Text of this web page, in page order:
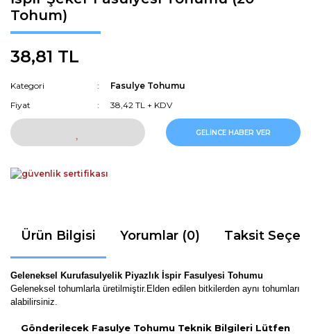
Tohum)
38,81 TL
Kategori
Fasulye Tohumu
Fiyat
38,42 TL + KDV
GELİNCE HABER VER
Ürün Bilgisi Yorumlar (0) Taksit
Geleneksel Kurufasulyelik Piyazlık İspir Fasulyesi Tohumu
Geleneksel tohumlarla üretilmiştir.Elden edilen bitkilerden aynı tohumları
alabilirsiniz.
Gönderilecek Fasulye Tohumu Teknik Bilgileri Lütfen